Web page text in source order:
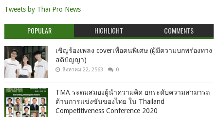
Tweets by Thai Pro News
POPULAR HIGHLIGHT COMMENTS
เชิญร้องเพลง coverเพื่อคนพิเศษ (ผู้มีความบกพร่องทาง
สติปัญญา)
สิงหาคม 22, 2563 0
TMA ระดมสมองผู้นำความคิด ยกระดับความสามารถ
ด้านการแข่งขันของไทย ใน Thailand
Competitiveness Conference 2020